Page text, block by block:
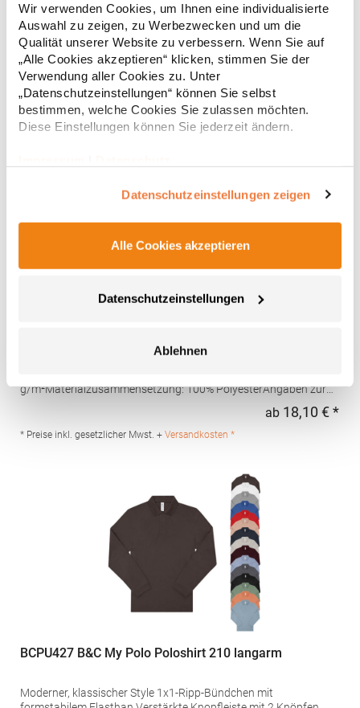
Wir verwenden Cookies, um Ihnen eine individualisierte
Auswahl zu zeigen, zu Werbezwecken und um die
Qualität unserer Website zu verbessern. Wenn Sie auf
„Alle Cookies akzeptieren“ klicken, stimmen Sie der
Verwendung aller Cookies zu. Unter
„Datenschutzeinstellungen“ können Sie selbst
bestimmen, welche Cookies Sie zulassen möchten.
Diese Einstellungen können Sie jederzeit ändern.
Datenschutzeinstellungen zeigen
Alle Cookies akzeptieren
Datenschutzeinstellungen
Ablehnen
mit Polyfilm für Formstabilität Flachstrick-Kragen und
Ärmelbündchen in Rippstrick Doppelnähte an Schultern
Verstärkte Nähte an stark beanspruchten Stellen Neutrales
Etikett im Kragen für die einfache Veredelung/Personalisierung
Verstärkte Knopfleiste mit drei Knöpfen Aufgesetzte
Brusttasche mit Knopfverschluss Verstärkte Seitenschlitze
Ersatzknopf Stehkragen Angesetzte Ärmel Weiches Piquet-
Gewebe mit COOL-DRY feuchtigkeitsabsorbierenden
Eigenschaften, Atmungsaktivität und Verzugkontrolle Weicher,
R312XHersteller: Result Clothing Ltd. Narcisova 1 821 01
ab16,05 € *
* Preise inkl. gesetzlicher Mwst. + Versandkosten *
W475 Henbury Herren Coolplus®
g/m²Materialzusammensetzung: 100% PolyesterAngaben zur
Kingsfordweg 151 1043GR Amsterdam Niederlande E-Mail:
marketing@henbury.com
ab 18,10 € *
* Preise inkl. gesetzlicher Mwst. + Versandkosten *
BCPU427 B&C My Polo Poloshirt 210 langarm
Moderner, klassischer Style 1x1-Ripp-Bündchen mit